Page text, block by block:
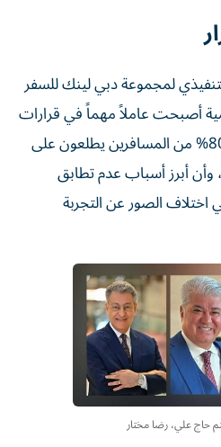
لمجموعة دبي لينك للسفر
أصبحت عاملاً مهماً في قرارات
المسافرين، وأوضح أن نحو 80% من المسافرين يطلعون على
وأن أبرز أسباب عدم تطابق
اختلاف الصور عن التجربة
حاج علي، رضا مختار